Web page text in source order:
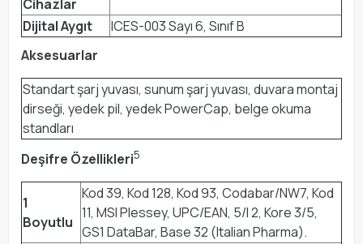
Cihazlar
Dijital Aygıt
ICES-003 Sayı 6, Sınıf B
Aksesuarlar
Standart şarj yuvası, sunum şarj yuvası, duvara montaj
dirseği, yedek pil, yedek PowerCap, belge okuma
standları
Deşifre Özellikleri5
1
Boyutlu
Kod 39, Kod 128, Kod 93, Codabar/NW7, Kod
11, MSI Plessey, UPC/EAN, 5/I 2, Kore 3/5,
GS1 DataBar, Base 32 (Italian Pharma).